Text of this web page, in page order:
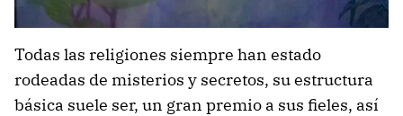
Todas las religiones siempre han estado
rodeadas de misterios y secretos, su estructura
básica suele ser, un gran premio a sus fieles, así